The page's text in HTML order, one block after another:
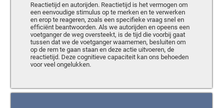
Reactietijd en autorijden. Reactietijd is het vermogen om
een eenvoudige stimulus op te merken en te verwerken
en erop te reageren, zoals een specifieke vraag snel en
efficiënt beantwoorden. Als we autorijden en opeens een
voetganger de weg oversteekt, is de tijd die voorbij gaat
tussen dat we de voetganger waarnemen, besluiten om
op de rem te gaan staan en deze actie uitvoeren, de
reactietijd. Deze cognitieve capaciteit kan ons behoeden
voor veel ongelukken.